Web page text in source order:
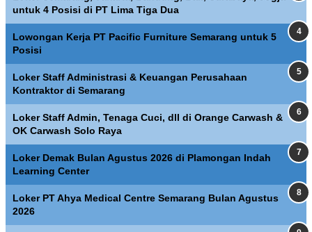
untuk 4 Posisi di PT Lima Tiga Dua
Lowongan Kerja PT Pacific Furniture Semarang untuk 5
Posisi
Loker Staff Administrasi & Keuangan Perusahaan
Kontraktor di Semarang
Loker Staff Admin, Tenaga Cuci, dll di Orange Carwash &
OK Carwash Solo Raya
Loker Demak Bulan Agustus 2026 di Plamongan Indah
Learning Center
Loker PT Ahya Medical Centre Semarang Bulan Agustus
2026